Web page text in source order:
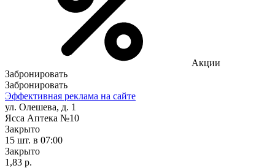
Акции
Забронировать
Забронировать
Эффективная реклама на сайте
ул. Олешева, д. 1
Ясса Аптека №10
Закрыто
15 шт. в 07:00
Закрыто
1,83 р.